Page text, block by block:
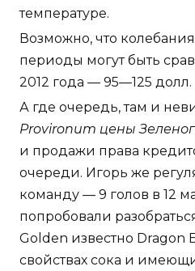
температуре.
Возможно, что
периоды могут быть
2012 года — 95—125 долл.
А где очередь, там и
Provironum цены
и продажи права
очереди. Игорь же
команду — 9 голов в 12
попробовали
Golden известно Dragon
свойствах сока и